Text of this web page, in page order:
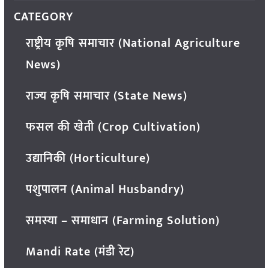
CATEGORY
राष्ट्रीय कृषि समाचार (National Agriculture
News)
राज्य कृषि समाचार (State News)
फसल की खेती (Crop Cultivation)
उद्यानिकी (Horticulture)
पशुपालन (Animal Husbandry)
समस्या – समाधान (Farming Solution)
Mandi Rate (मंडी रेट)